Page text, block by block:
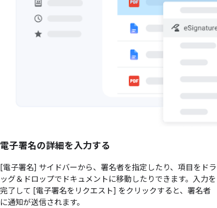
電子署名の詳細を入力する
[電子署名] サイドバーから、署名者を指定したり、項目をドラ
ッグ＆ドロップでドキュメントに移動したりできます。入力を
完了して [電子署名をリクエスト] をクリックすると、署名者
に通知が送信されます。